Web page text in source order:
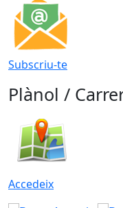
Subscriu-te
Plànol /
Accedeix